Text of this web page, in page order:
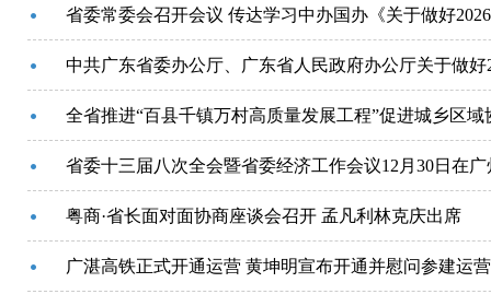
中共广东省委办公厅、广东省人民政府办公厅关于做
省委十三届八次全会暨省委经济工作会议12月30日在广
粤商·省长面对面协商座谈会召开 孟凡利林克庆出席
广湛高铁正式开通运营 黄坤明宣布开通并慰问参建运